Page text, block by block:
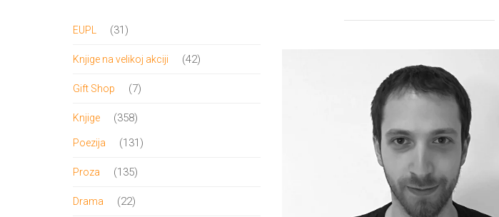
EUPL 3131
Knjige na velikoj akciji 4242
Gift Shop 77
Knjige 358358
proizvoda
Poezija 131131
Proza 135135
Drama 2222